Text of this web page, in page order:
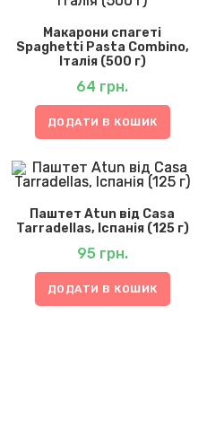
Макарони спагеті
Spaghetti Pasta Combino,
Італія (500 г)
64 грн.
ДОДАТИ В КОШИК
Паштет Atun від Casa
Tarradellas, Іспанія (125 г)
95 грн.
ДОДАТИ В КОШИК